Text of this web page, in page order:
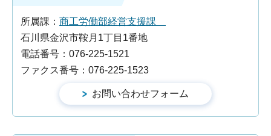
所属課： 商工労働部経営支援課
石川県金沢市鞍月1丁目1番地
電話番号：076-225-1521
ファクス番号：076-225-1523